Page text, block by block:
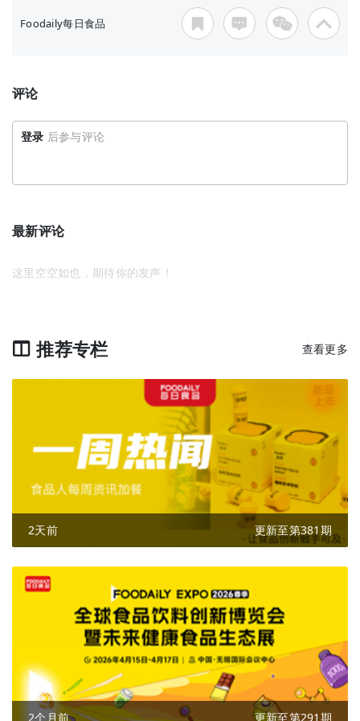
Foodaily每日食品
评论
登录 后参与评论
最新评论
这里空空如也，期待你的发声！
推荐专栏 查看更多
2天前 更新至第381期
2个月前 更新至第291期